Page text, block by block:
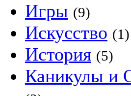
Игры (9)
Искусство (1)
История (5)
Каникулы и